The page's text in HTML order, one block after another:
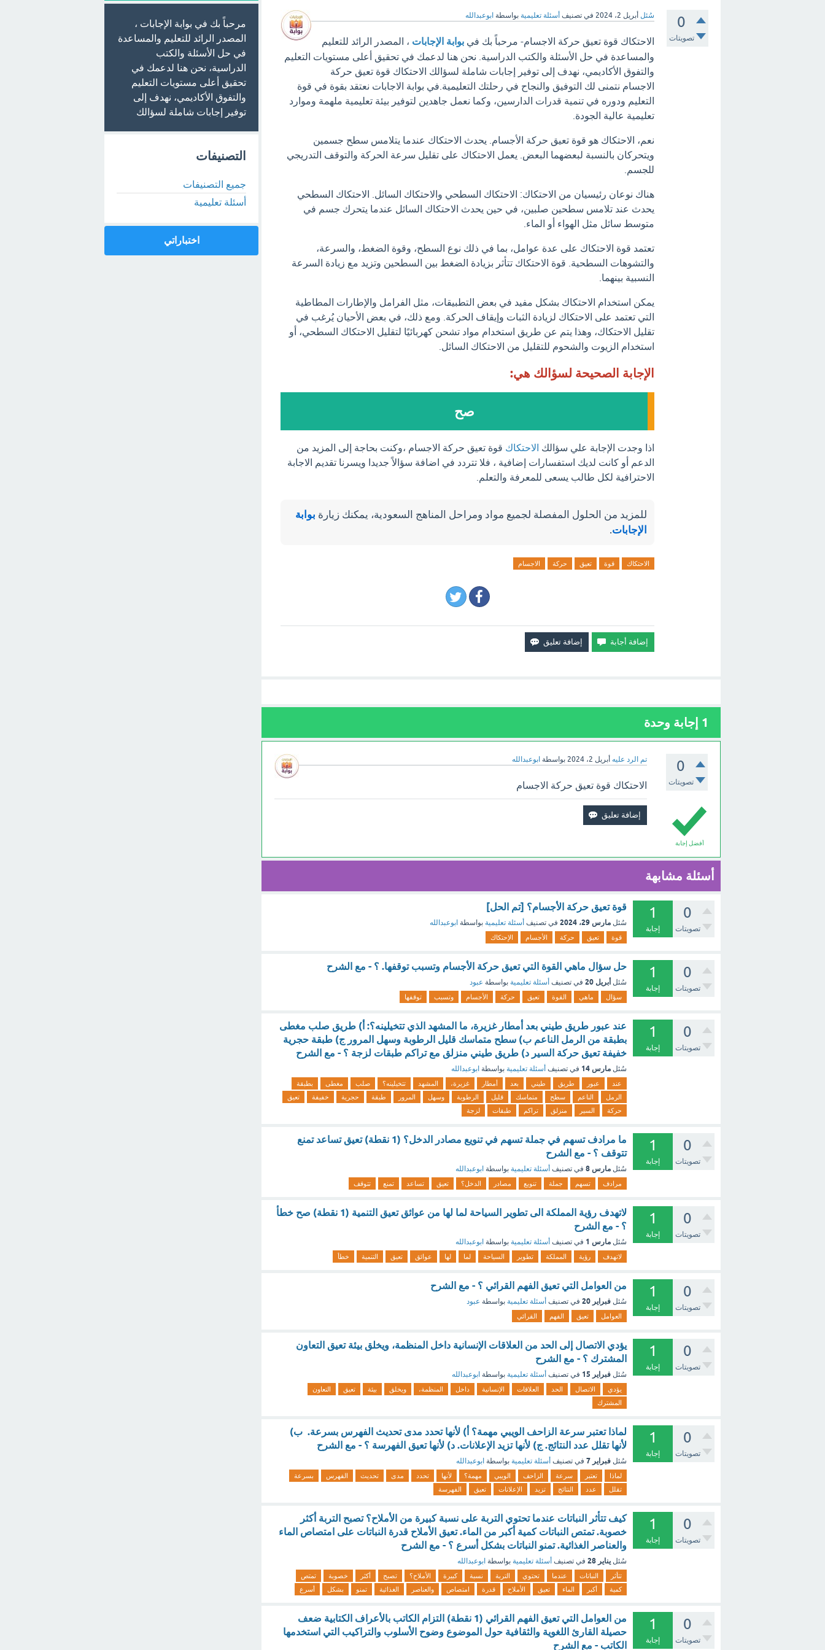
0
تصويتات
سُئل أبريل 2، 2024 في تصنيف أسئلة تعليمية بواسطة ابوعبدالله
الاحتكاك قوة تعيق حركة الاجسام- مرحباً بك في بوابة الإجابات ، المصدر الرائد للتعليم
والمساعدة في حل الأسئلة والكتب الدراسية. نحن هنا لدعمك في تحقيق أعلى مستويات التعليم
والتفوق الأكاديمي، نهدف إلى توفير إجابات شاملة لسؤالك الاحتكاك قوة تعيق حركة
الاجسام نتمنى لك التوفيق والنجاح في رحلتك التعليمية.في بوابة الاجابات نعتقد بقوة في قوة
التعليم ودوره في تنمية قدرات الدارسين، وكما نعمل جاهدين لتوفير بيئة تعليمية ملهمة وموارد
تعليمية عالية الجودة.
نعم، الاحتكاك هو قوة تعيق حركة الأجسام. يحدث الاحتكاك عندما يتلامس سطح جسمين
ويتحركان بالنسبة لبعضهما البعض. يعمل الاحتكاك على تقليل سرعة الحركة والتوقف التدريجي
للجسم.
هناك نوعان رئيسيان من الاحتكاك: الاحتكاك السطحي والاحتكاك السائل. الاحتكاك السطحي
يحدث عند تلامس سطحين صلبين، في حين يحدث الاحتكاك السائل عندما يتحرك جسم في
متوسط سائل مثل الهواء أو الماء.
تعتمد قوة الاحتكاك على عدة عوامل، بما في ذلك نوع السطح، وقوة الضغط، والسرعة،
والتشوهات السطحية. قوة الاحتكاك تتأثر بزيادة الضغط بين السطحين وتزيد مع زيادة السرعة
النسبية بينهما.
يمكن استخدام الاحتكاك بشكل مفيد في بعض التطبيقات، مثل الفرامل والإطارات المطاطية
التي تعتمد على الاحتكاك لزيادة الثبات وإيقاف الحركة. ومع ذلك، في بعض الأحيان يُرغب في
تقليل الاحتكاك، وهذا يتم عن طريق استخدام مواد تشحن كهربائيًا لتقليل الاحتكاك السطحي، أو
استخدام الزيوت والشحوم للتقليل من الاحتكاك السائل.
الإجابة الصحيحة لسؤالك هي:
صح
اذا وجدت الإجابة علي سؤالك الاحتكاك قوة تعيق حركة الاجسام ،وكنت بحاجة إلى المزيد من
الدعم أو كانت لديك استفسارات إضافية ، فلا تتردد في اضافة سؤالاً جديدا ويسرنا تقديم الاجابة
الاحترافية لكل طالب يسعى للمعرفة والتعلم.
للمزيد من الحلول المفصلة لجميع مواد ومراحل المناهج السعودية، يمكنك زيارة بوابة
الإجابات.
الاحتكاك قوة تعيق حركة الاجسام
1 إجابة وحدة
0
تصويتات
تم الرد عليه أبريل 2، 2024 بواسطة ابوعبدالله
أفضل إجابة
الاحتكاك قوة تعيق حركة الاجسام
أسئلة مشابهة
0
تصويتات
1
إجابة
قوة تعيق حركة الأجسام؟ [تم الحل]
سُئل مارس 29، 2024 في تصنيف أسئلة تعليمية بواسطة ابوعبدالله
قوة تعيق حركة الأجسام الإحتكاك
0
تصويتات
1
إجابة
حل سؤال ماهي القوة التي تعيق حركة الأجسام وتسبب توقفها. ؟ - مع الشرح
سُئل أبريل 20 في تصنيف أسئلة تعليمية بواسطة عبود
سؤال ماهي القوة تعيق حركة الأجسام وتسبب توقفها
0
تصويتات
1
إجابة
عند عبور طريق طيني بعد أمطار غزيرة، ما المشهد الذي تتخيلينه؟: أ) طريق صلب مغطى
بطبقة من الرمل الناعم ب) سطح متماسك قليل الرطوبة وسهل المرور ج) طبقة حجرية
خفيفة تعيق حركة السير د) طريق طيني منزلق مع تراكم طبقات لزجة ؟ - مع الشرح
سُئل مارس 14 في تصنيف أسئلة تعليمية بواسطة ابوعبدالله
عند عبور طريق طيني بعد أمطار غزيرة، المشهد تتخيلينه؟ صلب مغطى
بطبقة
الرمل
الناعم سطح متماسك قليل الرطوبة وسهل المرور طبقة حجرية خفيفة
تعيق
حركة
السير منزلق تراكم طبقات لزجة
0
تصويتات
1
إجابة
ما مرادف تسهم في جملة تسهم في تنويع مصادر الدخل؟ (1 نقطة) تعيق تساعد تمنع
تتوقف ؟ - مع الشرح
سُئل مارس 8 في تصنيف أسئلة تعليمية بواسطة ابوعبدالله
مرادف تسهم جملة تنويع مصادر الدخل؟ تعيق تساعد تمنع تتوقف
0
تصويتات
1
إجابة
لاتهدف رؤية المملكة الى تطوير السياحة لما لها من عوائق تعيق التنمية (1 نقطة) صح خطأ
؟ - مع الشرح
سُئل مارس 1 في تصنيف أسئلة تعليمية بواسطة ابوعبدالله
لاتهدف رؤية المملكة تطوير السياحة لما لها عوائق تعيق التنمية خطأ
0
تصويتات
1
إجابة
من العوامل التي تعيق الفهم القرائي ؟ - مع الشرح
سُئل فبراير 20 في تصنيف أسئلة تعليمية بواسطة عبود
العوامل تعيق الفهم القرائي
0
تصويتات
1
إجابة
يؤدي الاتصال إلى الحد من العلاقات الإنسانية داخل المنظمة، ويخلق بيئة تعيق التعاون
المشترك ؟ - مع الشرح
سُئل فبراير 15 في تصنيف أسئلة تعليمية بواسطة ابوعبدالله
يؤدي الاتصال الحد العلاقات الإنسانية داخل المنظمة، ويخلق بيئة تعيق
التعاون
المشترك
0
تصويتات
1
إجابة
لماذا تعتبر سرعة الزاحف الويبي مهمة؟ أ) لأنها تحدد مدى تحديث الفهرس بسرعة. ب)
لأنها تقلل عدد النتائج. ج) لأنها تزيد الإعلانات. د) لأنها تعيق الفهرسة ؟ - مع الشرح
سُئل فبراير 7 في تصنيف أسئلة تعليمية بواسطة ابوعبدالله
لماذا تعتبر سرعة الزاحف الويبي مهمة؟ لأنها تحدد مدى تحديث الفهرس
بسرعة
تقلل
عدد النتائج تزيد الإعلانات تعيق الفهرسة
0
تصويتات
1
إجابة
كيف تتأثر النباتات عندما تحتوي التربة على نسبة كبيرة من الأملاح؟ تصبح التربة أكثر
خصوبة. تمتص النباتات كمية أكبر من الماء. تعيق الأملاح قدرة النباتات على امتصاص الماء
والعناصر الغذائية. تمنو النباتات بشكل أسرع ؟ - مع الشرح
سُئل يناير 28 في تصنيف أسئلة تعليمية بواسطة ابوعبدالله
تتأثر النباتات عندما تحتوي التربة نسبة كبيرة الأملاح؟ تصبح أكثر خصوبة
تمتص
كمية
أكبر الماء تعيق الأملاح قدرة امتصاص والعناصر الغذائية تمنو بشكل أسرع
0
تصويتات
1
إجابة
من العوامل التي تعيق الفهم القرائي (1 نقطة) التزام الكاتب بالأعراف الكتابية ضعف
حصيلة القارئ اللغوية والثقافية حول الموضوع وضوح الأسلوب والتراكيب التي استخدمها
الكاتب - مع الشرح
مرحباً بك في بوابة الإجابات ،
المصدر الرائد للتعليم والمساعدة
في حل الأسئلة والكتب
الدراسية، نحن هنا لدعمك في
تحقيق أعلى مستويات التعليم
والتفوق الأكاديمي، نهدف إلى
توفير إجابات شاملة لسؤالك
التصنيفات
جميع التصنيفات
أسئلة تعليمية
اختباراتي